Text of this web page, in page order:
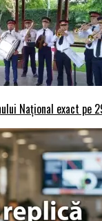
Național exact